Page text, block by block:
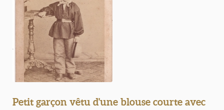
Petit garçon vêtu d'une blouse courte avec